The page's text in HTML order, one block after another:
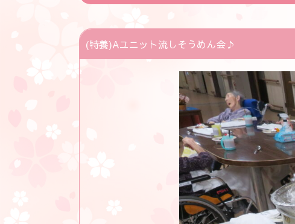
(特養)Aユニット流しそうめん会♪